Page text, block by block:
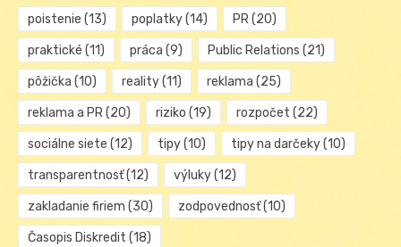
poistenie (13) poplatky(14) PR(20)
praktické (11) práca (9) Public Relations (21)
pôžička (10) reality(11) reklama (25)
reklama a PR(20) riziko (19) rozpočet (22)
sociálne siete (12) tipy(10) tipy na darčeky(10)
transparentnosť(12) výluky(12)
zakladanie firiem (30) zodpovednosť(10)
Časopis Diskredit (18)